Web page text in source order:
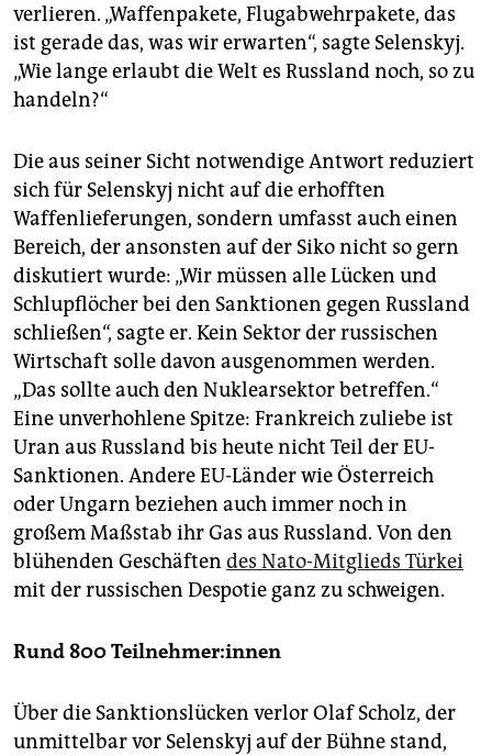
verlieren. „Waffenpakete, Flugabwehrpakete, das
ist gerade das, was wir erwarten“, sagte Selenskyj.
„Wie lange erlaubt die Welt es Russland noch, so zu
handeln?“
Die aus seiner Sicht notwendige Antwort reduziert
sich für Selenskyj nicht auf die erhofften
Waffenlieferungen, sondern umfasst auch einen
Bereich, der ansonsten auf der Siko nicht so gern
diskutiert wurde: „Wir müssen alle Lücken und
Schlupflöcher bei den Sanktionen gegen Russland
schließen“, sagte er. Kein Sektor der russischen
Wirtschaft solle davon ausgenommen werden.
„Das sollte auch den Nuklearsektor betreffen.“
Eine unverhohlene Spitze: Frankreich zuliebe ist
Uran aus Russland bis heute nicht Teil der EU-
Sanktionen. Andere EU-Länder wie Österreich
oder Ungarn beziehen auch immer noch in
großem Maßstab ihr Gas aus Russland. Von den
blühenden Geschäften des Nato-Mitglieds Türkei
mit der russischen Despotie ganz zu schweigen.
Rund 800 Teil­neh­me­r:in­nen
Über die Sanktionslücken verlor Olaf Scholz, der
unmittelbar vor Selenskyj auf der Bühne stand,